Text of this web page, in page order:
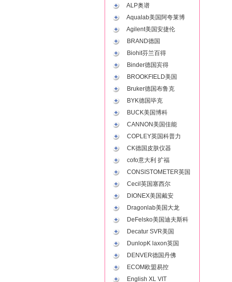
ALP奥谱
Aqualab美国阿夸莱博
Agilent美国安捷伦
BRAND德国
Biohit芬兰百得
Binder德国宾得
BROOKFIELD美国
Bruker德国布鲁克
BYK德国毕克
BUCK美国博科
CANNON美国佳能
COPLEY英国科普力
CK德国皮肤仪器
cofo意大利 扩福
CONSISTOMETER英国
Cecil英国塞西尔
DIONEX美国戴安
Dragonlab美国大龙
DeFelsko美国迪夫斯科
Decatur SVR美国
DunlopK laxon英国
DENVER德国丹佛
ECOM欧盟易控
English XL VIT